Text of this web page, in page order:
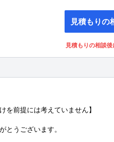
見積もりの
見積もりの相談
を前提には考えていません】
とうございます。